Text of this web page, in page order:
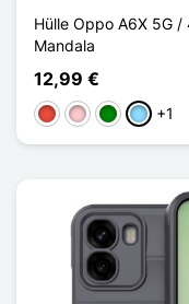
Hülle Oppo A6X 5G /
Mandala
12,99 €
Rot PinkGrünHellblau
+1